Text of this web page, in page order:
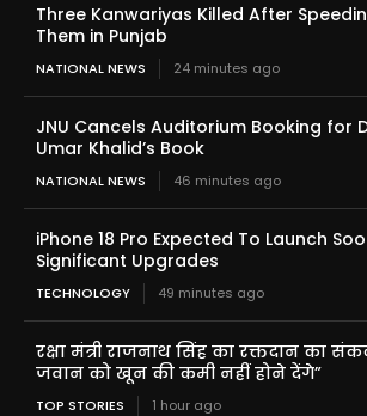
Three Kanwariyas Killed After
Them in Punjab
NATIONAL NEWS 24 minutes ago
JNU Cancels Auditorium Booking for
Umar Khalid’s Book
NATIONAL NEWS 46 minutes ago
iPhone 18 Pro Expected To Launch
Significant Upgrades
TECHNOLOGY 49 minutes ago
रक्षा मंत्री राजनाथ सिंह का रक्तदान का
जवान को खून की कमी नहीं होने देंगे”
TOP STORIES 1 hour ago